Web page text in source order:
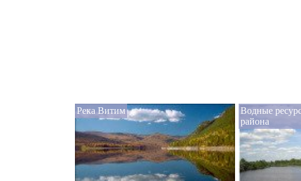
Река Витим
Водные
района